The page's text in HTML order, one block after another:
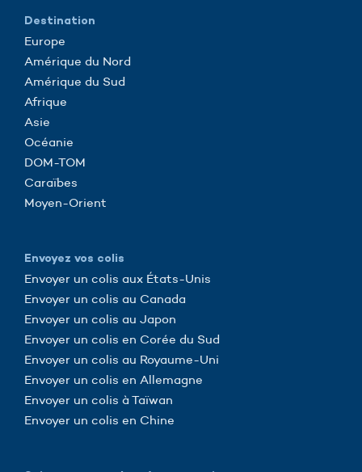
Destination
Europe
Amérique du Nord
Amérique du Sud
Afrique
Asie
Océanie
DOM-TOM
Caraïbes
Moyen-Orient
Envoyez vos colis
Envoyer un colis aux États-Unis
Envoyer un colis au Canada
Envoyer un colis au Japon
Envoyer un colis en Corée du Sud
Envoyer un colis au Royaume-Uni
Envoyer un colis en Allemagne
Envoyer un colis à Taïwan
Envoyer un colis en Chine